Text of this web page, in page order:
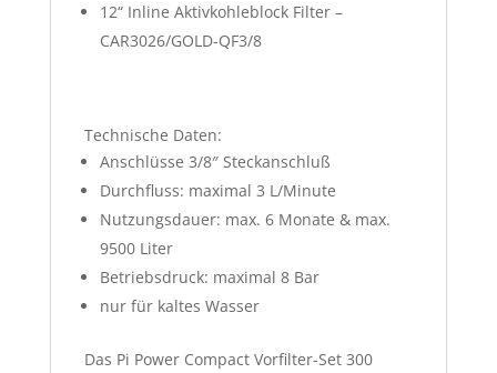
12“ Inline Aktivkohleblock Filter –
CAR3026/GOLD-QF3/8
Technische Daten:
Anschlüsse 3/8″ Steckanschluß
Durchfluss: maximal 3 L/Minute
Nutzungsdauer: max. 6 Monate & max.
9500 Liter
Betriebsdruck: maximal 8 Bar
nur für kaltes Wasser
Das Pi Power Compact Vorfilter-Set 300